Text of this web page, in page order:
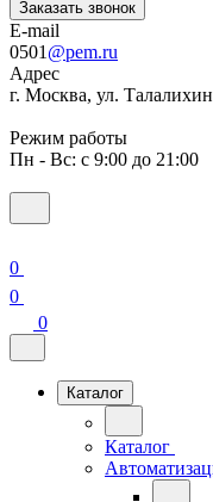
Заказать звонок
E-mail
0501 @pem.ru
Адрес
г. Москва, ул.
Режим работы
Пн - Вс: с 9:00 до 21:00
0
0
0
Каталог
Каталог